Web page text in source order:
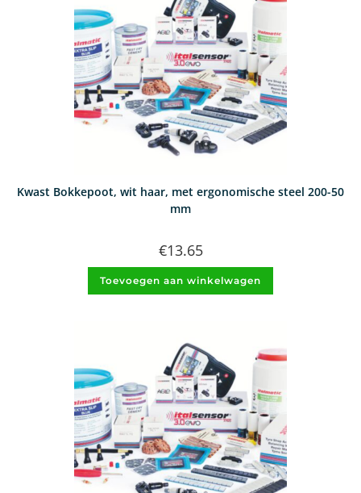
Kwast Bokkepoot, wit haar, met ergonomische steel 200-50
mm
€13.65
Toevoegen aan winkelwagen